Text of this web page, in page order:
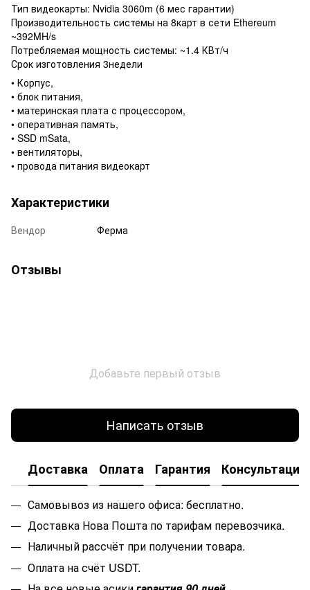
Тип видеокарты: Nvidia 3060m (6 мес гарантии)
Производительность системы на 8карт в сети Ethereum
~392MH/s
Потребляемая мощность системы: ~1.4 КВт/ч
Срок изготовления 3недели
• Корпус,
• блок питания,
• материнская плата с процессором,
• оперативная память,
• SSD mSata,
• вентиляторы,
• провода питания видеокарт
Характеристики
Вендор Ферма
Отзывы
Добавьте первый отзыв
Написать отзыв
Доставка Оплата Гарантия Консультация
Самовывоз из нашего офиса: бесплатно.
Доставка Нова Пошта по тарифам перевозчика.
Наличный рассчёт при получении товара.
Оплата на счёт USDT.